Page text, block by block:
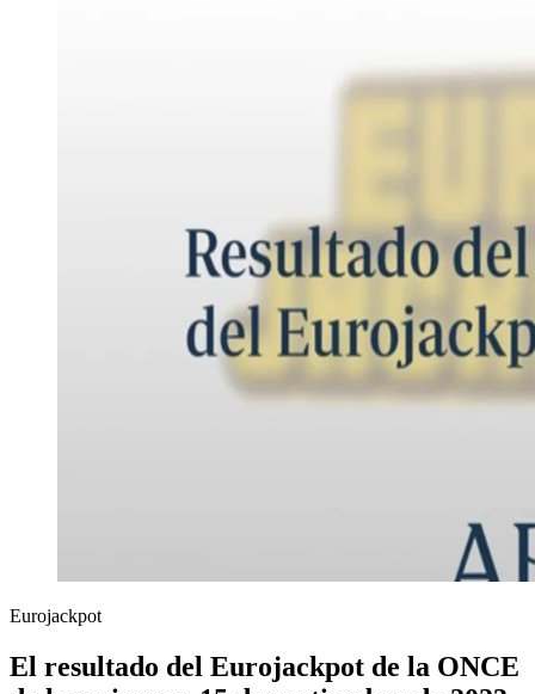
Eurojackpot
El resultado del Eurojackpot de la ONCE